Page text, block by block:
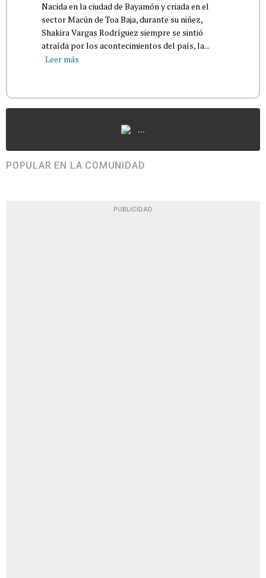
Nacida en la ciudad de Bayamón y criada en el
sector Macún de Toa Baja, durante su niñez,
Shakira Vargas Rodríguez siempre se sintió
atraída por los acontecimientos del país, la...
Leer más
...
POPULAR EN LA COMUNIDAD
PUBLICIDAD